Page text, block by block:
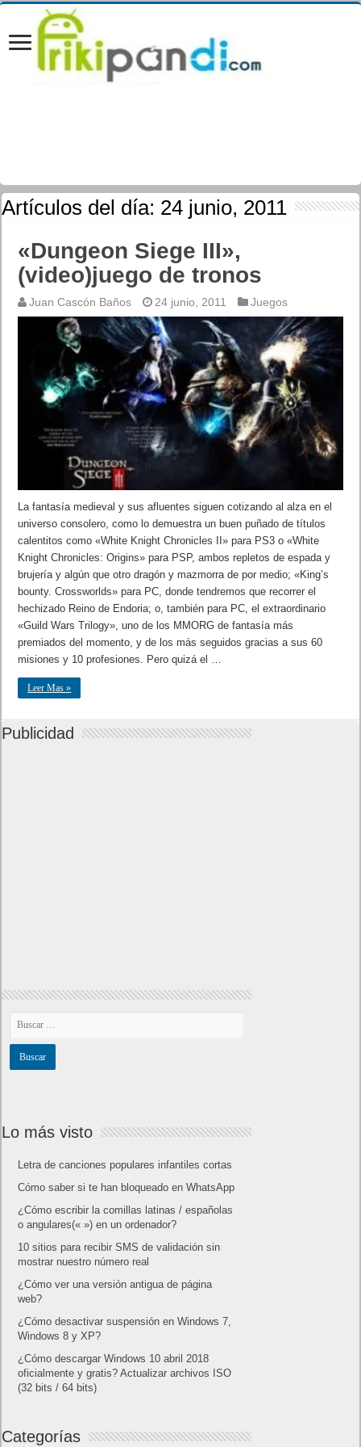
Artículos del día: 24 junio, 2011
«Dungeon Siege III»,
(video)juego de tronos
Juan Cascón Baños 24 junio, 2011 Juegos
La fantasía medieval y sus afluentes siguen cotizando al alza en el
universo consolero, como lo demuestra un buen puñado de títulos
calentitos como «White Knight Chronicles II» para PS3 o «White
Knight Chronicles: Origins» para PSP, ambos repletos de espada y
brujería y algún que otro dragón y mazmorra de por medio; «King’s
bounty. Crossworlds» para PC, donde tendremos que recorrer el
hechizado Reino de Endoria; o, también para PC, el extraordinario
«Guild Wars Trilogy», uno de los MMORG de fantasía más
premiados del momento, y de los más seguidos gracias a sus 60
misiones y 10 profesiones. Pero quizá el …
Leer Mas »
Publicidad
Lo más visto
Letra de canciones populares infantiles cortas
Cómo saber si te han bloqueado en WhatsApp
¿Cómo escribir la comillas latinas / españolas
o angulares(« ») en un ordenador?
10 sitios para recibir SMS de validación sin
mostrar nuestro número real
¿Cómo ver una versión antigua de página
web?
¿Cómo desactivar suspensión en Windows 7,
Windows 8 y XP?
¿Cómo descargar Windows 10 abril 2018
oficialmente y gratis? Actualizar archivos ISO
(32 bits / 64 bits)
Categorías